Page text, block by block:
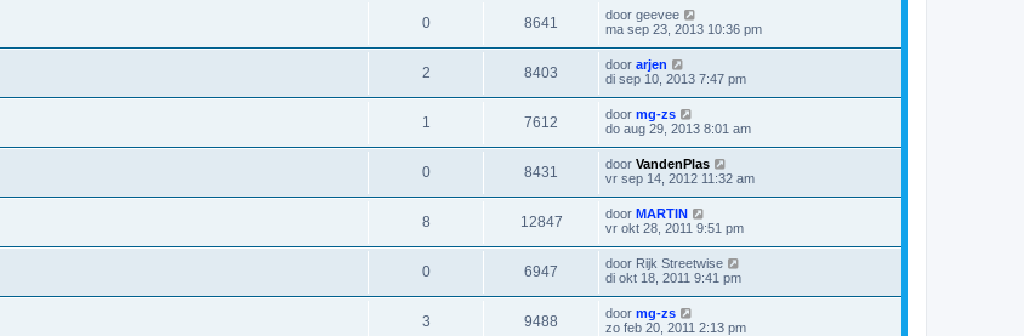
0 8641 door geevee
ma sep 23, 2013 10:36 pm
2 8403 door arjen
di sep 10, 2013 7:47 pm
1 7612 door mg-zs
do aug 29, 2013 8:01 am
0 8431 door VandenPlas
vr sep 14, 2012 11:32 am
8 12847 door MARTIN
vr okt 28, 2011 9:51 pm
0 6947 door Rijk Streetwise
di okt 18, 2011 9:41 pm
3 9488 door mg-zs
zo feb 20, 2011 2:13 pm